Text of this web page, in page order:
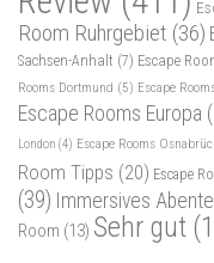
Room Ruhrgebiet (36)
Sachsen-Anhalt (7) Escape
Rooms Dortmund (5) Escape
Escape Rooms Europa
London (4) Escape Rooms
Room Tipps (20) Escape
(39) Immersives
Room (13) Sehr gut